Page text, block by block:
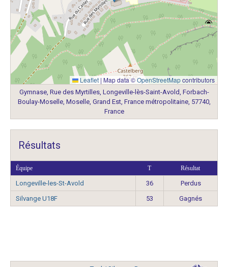
Leaflet | Map data ©OpenStreetMapcontributors
Gymnase, Rue des Myrtilles, Longeville-lès-Saint-Avold, Forbach-
Boulay-Moselle, Moselle, Grand Est, France métropolitaine, 57740,
France
Résultats
Équipe T Résultat
Longeville-les-St-Avold 36
Perdus
Silvange U18F
53 Gagnés